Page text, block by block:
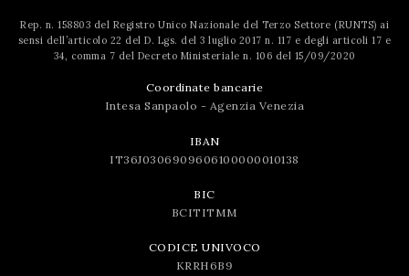
Rep. n. 158803 del Registro Unico Nazionale del Terzo Settore (RUNTS) ai
sensi dell’articolo 22 del D. Lgs. del 3 luglio 2017 n. 117 e degli articoli 17 e
34, comma 7 del Decreto Ministeriale n. 106 del 15/09/2020
Coordinate bancarie
Intesa Sanpaolo - Agenzia Venezia
IBAN
IT36J0306909606100000010138
BIC
BCITITMM
CODICE UNIVOCO
KRRH6B9